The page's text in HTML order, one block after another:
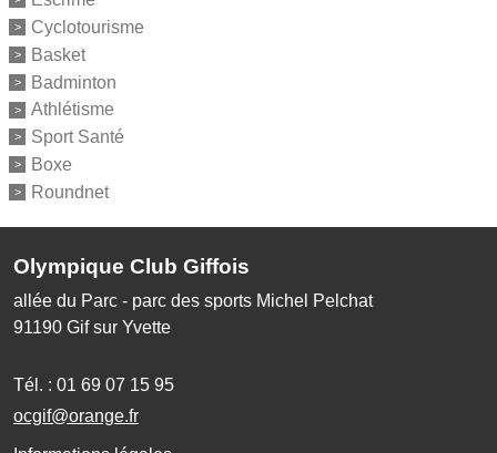
Cyclotourisme
Basket
Badminton
Athlétisme
Sport Santé
Boxe
Roundnet
Olympique Club Giffois
allée du Parc - parc des sports Michel Pelchat
91190 Gif sur Yvette
Tél. : 01 69 07 15 95
ocgif@orange.fr